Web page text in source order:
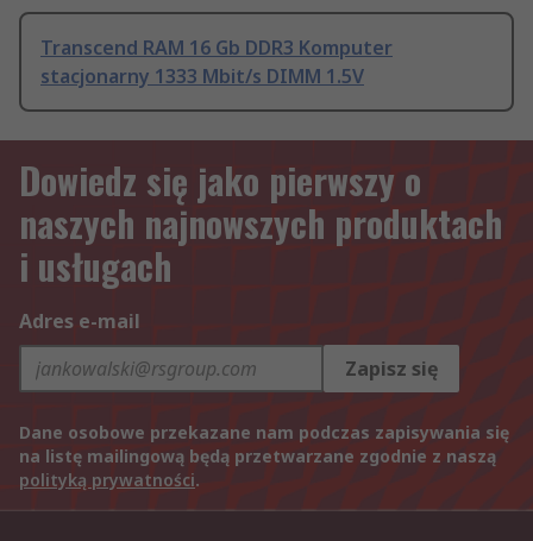
Transcend RAM 16 Gb DDR3 Komputer
stacjonarny 1333 Mbit/s DIMM 1.5V
Dowiedz się jako pierwszy o
naszych najnowszych produktach
i usługach
Adres e-mail
Zapisz się
Dane osobowe przekazane nam podczas zapisywania się
na listę mailingową będą przetwarzane zgodnie z naszą
polityką prywatności.